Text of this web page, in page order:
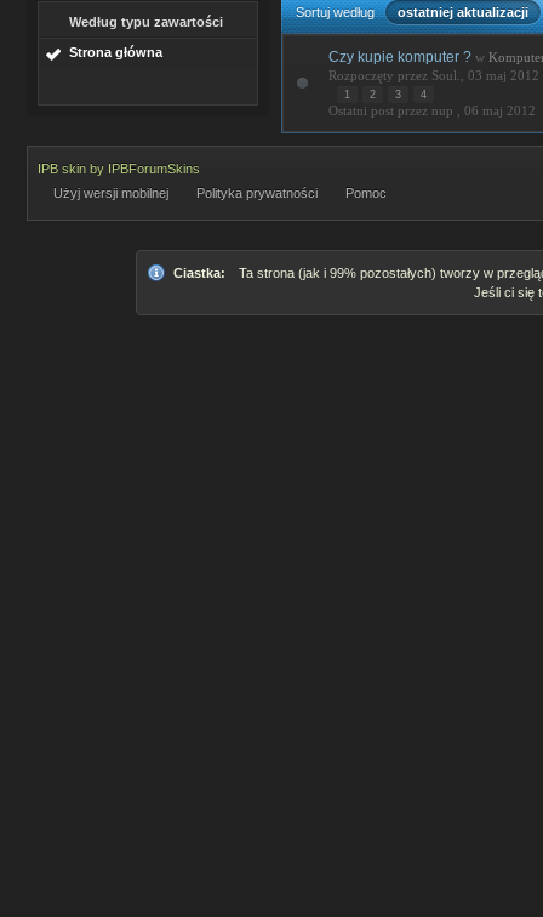
Według typu zawartości
Strona główna
Sortuj według ostatniej aktualizacji
Czy kupie komputer ? w
Rozpoczęty przez Soul., 03 maj
1 2 3 4
Ostatni post przez nup , 06 maj 2012
IPB skin by IPBForumSkins
Użyj wersji mobilnej
Polityka prywatności Pomoc
Ciastka:
Ta strona (jak i 99% pozostałych) tworzy w
Jeśli ci się